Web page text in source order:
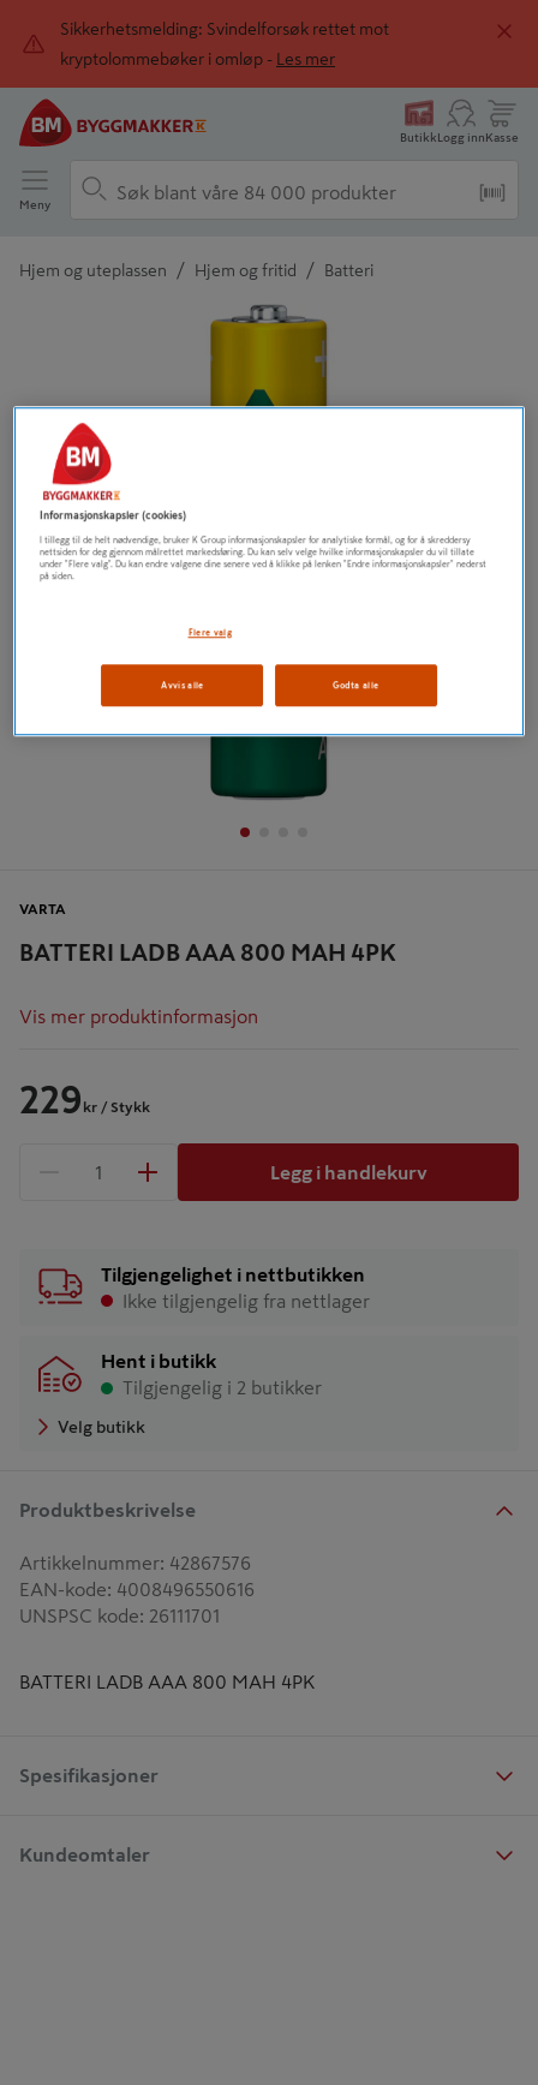
Sikkerhetsmelding: Svindelforsøk rettet mot
kryptolommebøker i omløp -
Les mer
ButikkLogg innKasse
Meny
Hjem og uteplassen / Hjem og fritid / Batteri
Detaljert beskrivelse finnes i produktbeskrivelsen
Tidligere
BATTERI LADB AAA 800 MAH 4PK
VARTA
Vis mer produktinformasjon
229 kr / Stykk
1 produkter
Legg i handlekurv
Tilgjengelighet i nettbutikken
Ikke tilgjengelig fra nettlager
Hent i butikk
Tilgjengelig i 2 butikker
Velg butikk
Produktbeskrivelse
Artikkelnummer: 42867576
EAN-kode: 4008496550616
UNSPSC kode: 26111701
BATTERI LADB AAA 800 MAH 4PK
Spesifikasjoner
Kundeomtaler
Informasjonskapsler (cookies)
I tillegg til de helt nødvendige, bruker K Group informasjonskapsler for analytiske formål, og for å skreddersy
nettsiden for deg gjennom målrettet markedsføring. Du kan selv velge hvilke informasjonskapsler du vil tillate
under "Flere valg". Du kan endre valgene dine senere ved å klikke på lenken "Endre informasjonskapsler" nederst
på siden.
Flere valg
Avvis alle Godta alle